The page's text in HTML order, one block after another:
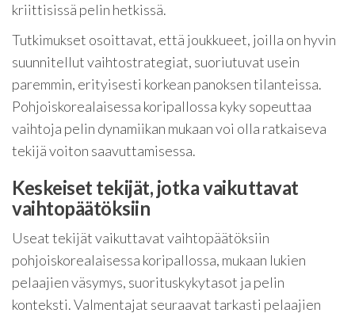
kriittisissä pelin hetkissä.
Tutkimukset osoittavat, että joukkueet, joilla on hyvin
suunnitellut vaihtostrategiat, suoriutuvat usein
paremmin, erityisesti korkean panoksen tilanteissa.
Pohjoiskorealaisessa koripallossa kyky sopeuttaa
vaihtoja pelin dynamiikan mukaan voi olla ratkaiseva
tekijä voiton saavuttamisessa.
Keskeiset tekijät, jotka vaikuttavat
vaihtopäätöksiin
Useat tekijät vaikuttavat vaihtopäätöksiin
pohjoiskorealaisessa koripallossa, mukaan lukien
pelaajien väsymys, suorituskykytasot ja pelin
konteksti. Valmentajat seuraavat tarkasti pelaajien